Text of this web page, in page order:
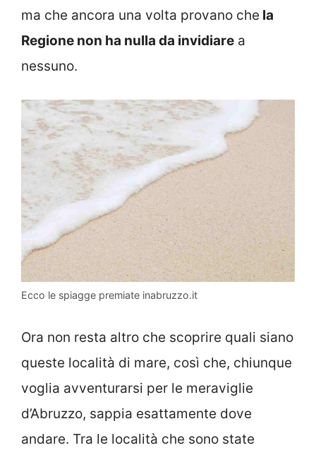
ma che ancora una volta provano che la
Regione non ha nulla da invidiare a
nessuno.
Ecco le spiagge premiate inabruzzo.it
Ora non resta altro che scoprire quali siano
queste località di mare, così che, chiunque
voglia avventurarsi per le meraviglie
d’Abruzzo, sappia esattamente dove
andare. Tra le località che sono state